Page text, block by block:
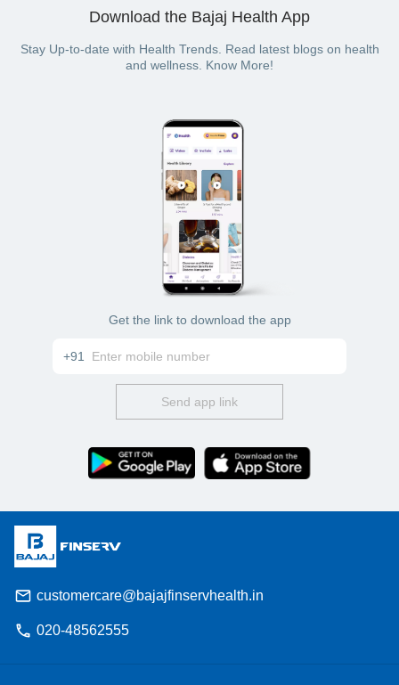
Download the Bajaj Health App
Stay Up-to-date with Health Trends. Read latest blogs on health
and wellness. Know More!
Get the link to download the app
+91
Send app link
customercare@bajajfinservhealth.in
020-48562555